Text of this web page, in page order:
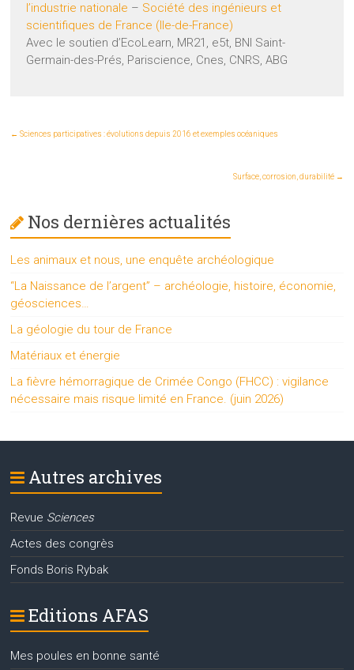
l’industrie nationale – Société des ingénieurs et
scientifiques de France (Ile-de-France)
Avec le soutien d’EcoLearn, MR21, e5t, BNI Saint-
Germain-des-Prés, Pariscience, Cnes, CNRS, ABG
← Sciences participatives : évolutions depuis 2016 et exemples océaniques
Surface, corrosion, durabilité →
Nos dernières actualités
Les animaux et nous, une enquête archéologique
“La Naissance de l’argent” – archéologie, histoire, économie,
géosciences…
La géologie du tour de France
Matériaux et énergie
La fièvre hémorragique de Crimée Congo (FHCC) : vigilance
nécessaire mais risque limité en France. (juin 2026)
Autres archives
Revue Sciences
Actes des congrès
Fonds Boris Rybak
Editions AFAS
Mes poules en bonne santé